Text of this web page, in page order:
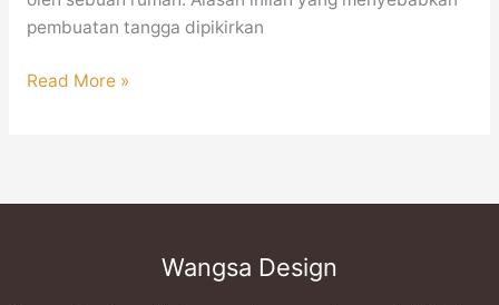
pembuatan tangga dipikirkan
Read More »
Wangsa Design